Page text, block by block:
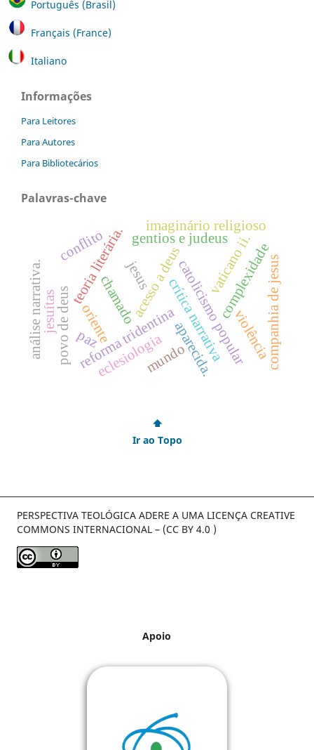
Português (Brasil)
Français (France)
Italiano
Informações
Para Leitores
Para Autores
Para Bibliotecários
Palavras-chave
acesso a deus
jesus
gentios e judeus
catolicismo popular
reforma tridentina
oriente
eclesiologiacrítica narrativa
imaginário religioso
teoria literária.
chamado
povo de deus
complexidade
vaticano ii.
aparecida. violência
conflito
paz
mundo companhia de jesus
jesuítas
análise narrativa.
⬆
Ir ao Topo
PERSPECTIVA TEOLÓGICA ADERE A UMA LICENÇA CREATIVE
COMMONS INTERNACIONAL – (CC BY 4.0 )
Apoio